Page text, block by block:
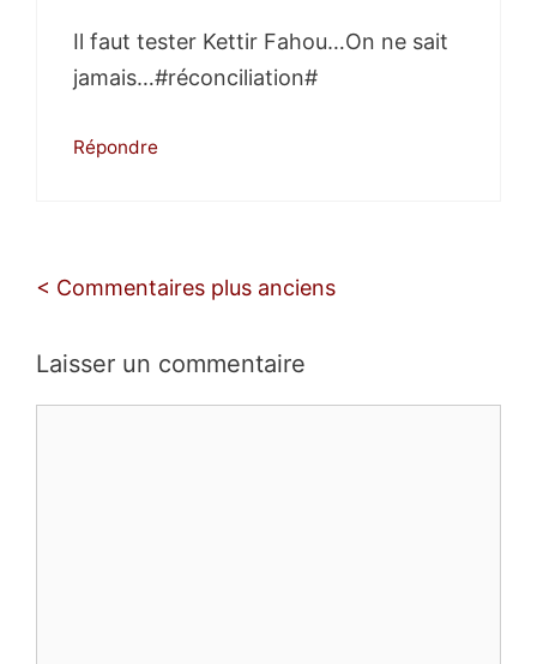
Il faut tester Kettir Fahou…On ne sait
jamais…#réconciliation#
Répondre
Navigation
commentaires
< Commentaires plus anciens
Laisser un commentaire